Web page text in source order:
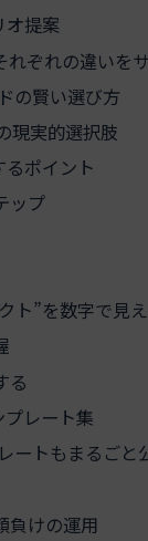
オ提案
れぞれの違いを
の賢い選び方
現実的選択肢
ポイント
ップ
ト”を数字で見
る
レート集
ートもまるごと
負けの運用